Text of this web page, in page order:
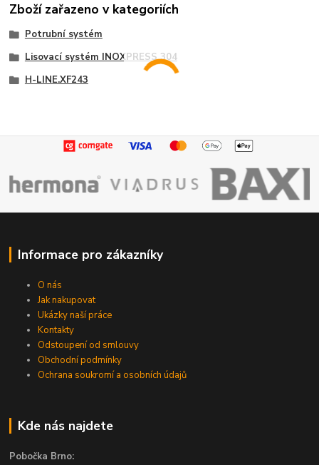
Zboží zařazeno v kategoriích
Potrubní systém
Lisovací systém INOXPRESS 304
H-LINE.XF243
Informace pro zákazníky
O nás
Jak nakupovat
Ukázky naší práce
Kontakty
Odstoupení od smlouvy
Obchodní podmínky
Ochrana soukromí a osobních údajů
Kde nás najdete
Pobočka Brno: